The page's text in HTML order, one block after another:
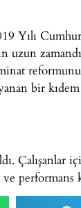
Yılı
uzun
bir
Çalışanlar
ve